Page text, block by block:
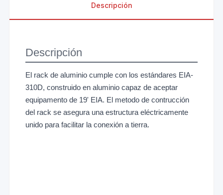
Descripción
Descripción
El rack de aluminio cumple con los estándares EIA-
310D, construido en aluminio capaz de aceptar
equipamento de 19' EIA. El metodo de contrucción
del rack se asegura una estructura eléctricamente
unido para facilitar la conexión a tierra.